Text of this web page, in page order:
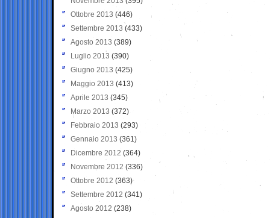
Ottobre 2013 (446)
Settembre 2013 (433)
Agosto 2013 (389)
Luglio 2013 (390)
Giugno 2013 (425)
Maggio 2013 (413)
Aprile 2013 (345)
Marzo 2013 (372)
Febbraio 2013 (293)
Gennaio 2013 (361)
Dicembre 2012 (364)
Novembre 2012 (336)
Ottobre 2012 (363)
Settembre 2012 (341)
Agosto 2012 (238)